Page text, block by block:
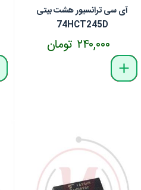
آی سی ترانسیور هشت بیتی
74HCT245D
۲۴۰,۰۰۰ تومان
delete
remove
add